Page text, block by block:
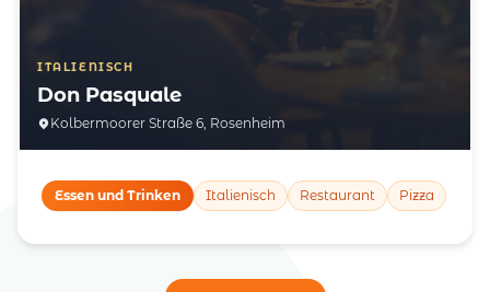
ITALIENISCH
Don Pasquale
Kolbermoorer Straße 6, Rosenheim
Essen und Trinken Italienisch Restaurant Pizza